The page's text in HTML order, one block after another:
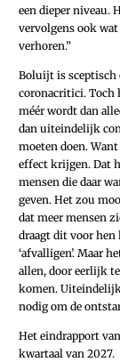
een dieper niveau.
vervolgens ook
verhoren.”
Boluijt is sceptisch
coronacritici. Toch
méér wordt dan
dan uiteindelijk
moeten doen.
effect krijgen. Dat
mensen die daar
geven. Het zou
dat meer mensen
draagt dit voor hen
‘afvalligen’. Maar
allen, door eerlijk
komen. Uiteindelijk
nodig om de
Het eindrapport
kwartaal van 2027.